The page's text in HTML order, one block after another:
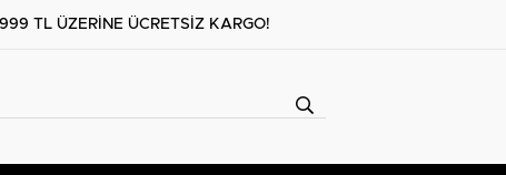
999 TL ÜZERİNE ÜCRETSİZ KARGO!